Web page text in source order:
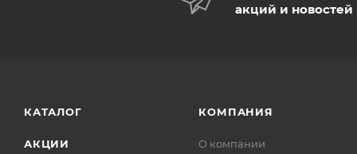
акций и новостей
КАТАЛОГ
АКЦИИ
КОМПАНИЯ
О компании